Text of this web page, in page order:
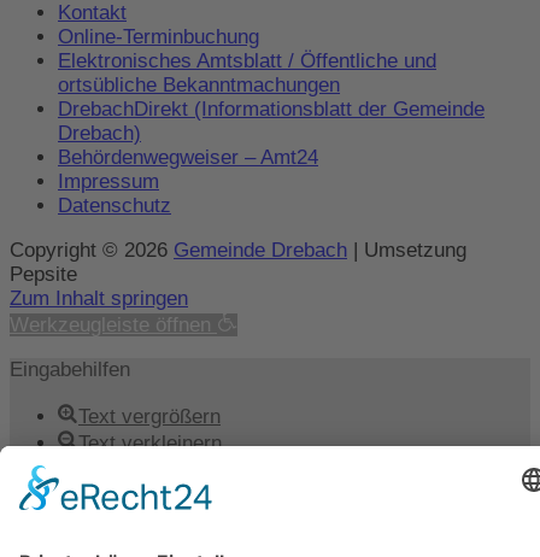
Kontakt
Online-Terminbuchung
Elektronisches Amtsblatt / Öffentliche und
ortsübliche Bekanntmachungen
DrebachDirekt (Informationsblatt der Gemeinde
Drebach)
Behördenwegweiser – Amt24
Impressum
Datenschutz
Copyright © 2026 Gemeinde Drebach | Umsetzung
Pepsite
Zum Inhalt springen
Werkzeugleiste öffnen
Eingabehilfen
Text vergrößern
Text verkleinern
Hoher Kontrast
Heller Hintergrund